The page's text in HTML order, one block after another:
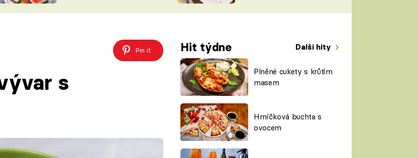
VYCHYTÁVKY
ŠÉFREDAKTORKY
ČASOPIS
Pin it Hit týdne Další hity
Plněné cukety s krůtím
masem
Hrníčková buchta s
ovocem
s